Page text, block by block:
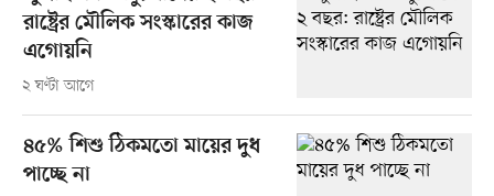
রাষ্ট্রের মৌলিক সংস্কারের কাজ
এগোয়নি
২ ঘণ্টা আগে
৪৫% শিশু ঠিকমতো মায়ের দুধ
পাচ্ছে না